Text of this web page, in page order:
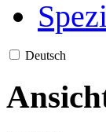
Deutsch